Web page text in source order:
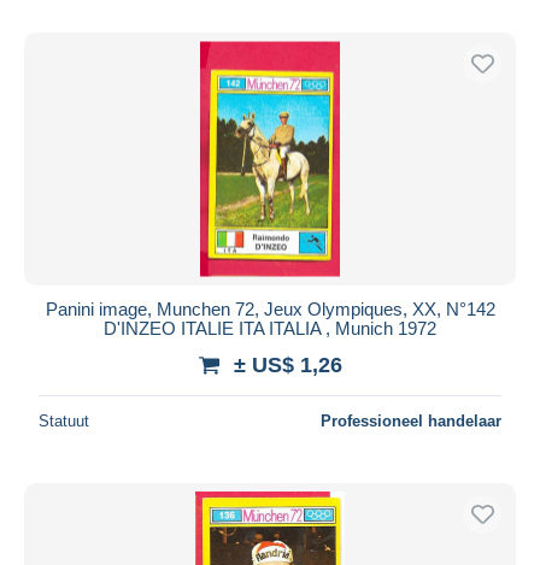
Panini image, Munchen 72, Jeux Olympiques, XX, N°142
D'INZEO ITALIE ITA ITALIA , Munich 1972
± US$ 1,26
Statuut Professioneel handelaar